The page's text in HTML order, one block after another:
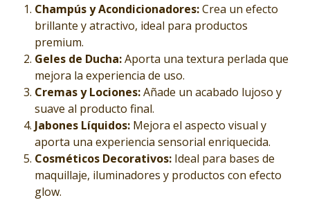
Champús y Acondicionadores:Crea un efecto
brillante y atractivo, ideal para productos
premium.
Geles de Ducha:Aporta una textura perlada que
mejora la experiencia de uso.
Cremas y Lociones:Añade un acabado lujoso y
suave al producto final.
Jabones Líquidos: Mejora el aspecto visual y
aporta una experiencia sensorial enriquecida.
Cosméticos Decorativos: Ideal para bases de
maquillaje, iluminadores y productos con efecto
glow.